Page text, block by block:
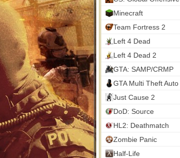
Minecraft
Team Fortress 2
Left 4 Dead
Left 4 Dead 2
GTA: SAMP/CRMP
GTA Multi Theft Auto
Just Cause 2
DoD: Source
HL2: Deathmatch
Zombie Panic
Half-Life